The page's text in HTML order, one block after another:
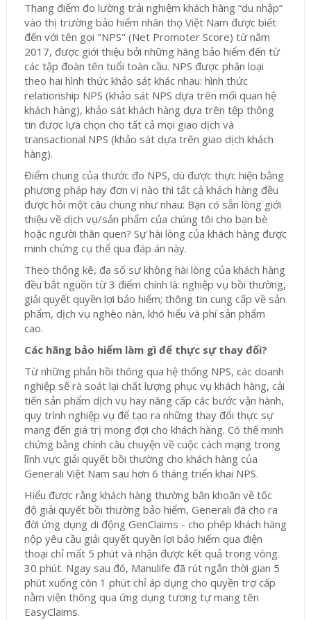
Thang điểm đo lường trải nghiệm khách hàng “du nhập”
vào thị trường bảo hiểm nhân thọ Việt Nam được biết
đến với tên gọi "NPS" (Net Promoter Score) từ năm
2017, được giới thiệu bởi những hãng bảo hiểm đến từ
các tập đoàn tên tuổi toàn cầu. NPS được phân loại
theo hai hình thức khảo sát khác nhau: hình thức
relationship NPS (khảo sát NPS dựa trên mối quan hệ
khách hàng), khảo sát khách hàng dựa trên tệp thông
tin được lựa chọn cho tất cả mọi giao dịch và
transactional NPS (khảo sát dựa trên giao dịch khách
hàng).
Điểm chung của thước đo NPS, dù được thực hiện bằng
phương pháp hay đơn vị nào thì tất cả khách hàng đều
được hỏi một câu chung như nhau: Bạn có sẵn lòng giới
thiệu về dịch vụ/sản phẩm của chúng tôi cho bạn bè
hoặc người thân quen? Sự hài lòng của khách hàng được
minh chứng cụ thể qua đáp án này.
Theo thống kê, đa số sự không hài lòng của khách hàng
đều bắt nguồn từ 3 điểm chính là: nghiệp vụ bồi thường,
giải quyết quyền lợi bảo hiểm; thông tin cung cấp về sản
phẩm, dịch vụ nghèo nàn, khó hiểu và phí sản phẩm
cao.
Các hãng bảo hiểm làm gì để thực sự thay đổi?
Từ những phản hồi thông qua hệ thống NPS, các doanh
nghiệp sẽ rà soát lại chất lượng phục vụ khách hàng, cải
tiến sản phẩm dịch vụ hay nâng cấp các bước vận hành,
quy trình nghiệp vụ để tạo ra những thay đổi thực sự
mang đến giá trị mong đợi cho khách hàng. Có thể minh
chứng bằng chính câu chuyện về cuộc cách mạng trong
lĩnh vực giải quyết bồi thường cho khách hàng của
Generali Việt Nam sau hơn 6 tháng triển khai NPS.
Hiểu được rằng khách hàng thường băn khoăn về tốc
độ giải quyết bồi thường bảo hiểm, Generali đã cho ra
đời ứng dụng di động GenClaims - cho phép khách hàng
nộp yêu cầu giải quyết quyền lợi bảo hiểm qua điện
thoại chỉ mất 5 phút và nhận được kết quả trong vòng
30 phút. Ngay sau đó, Manulife đã rút ngắn thời gian 5
phút xuống còn 1 phút chỉ áp dụng cho quyền trợ cấp
nằm viện thông qua ứng dụng tương tự mang tên
EasyClaims.